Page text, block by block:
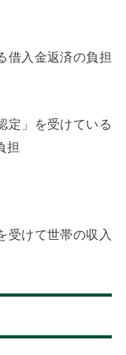
借入金返済の負担
定」を受けている
担
受けて世帯の収入